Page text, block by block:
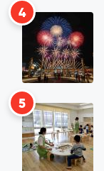
4
5